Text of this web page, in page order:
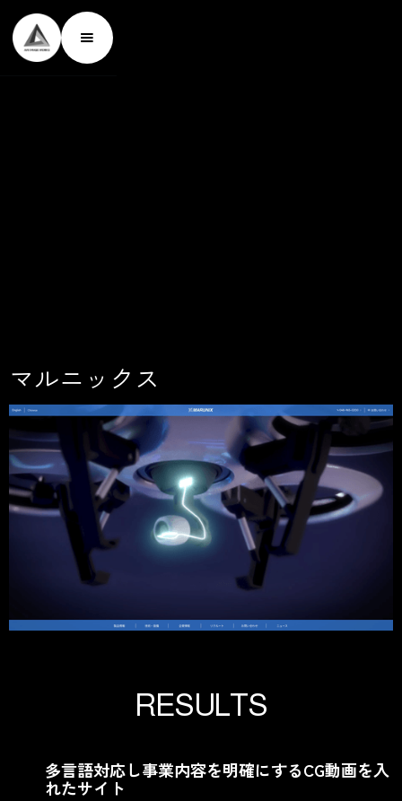
マルニ ッ ク ス
RESULTS
多言語対応し事業内容を明確にするCG動画を入
れたサイト